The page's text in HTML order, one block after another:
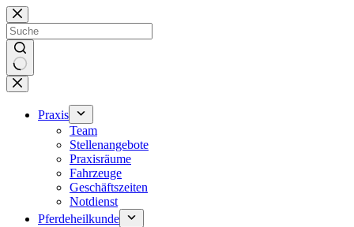
Zum
Inhalt
springen
Keine
Ergebnisse
Praxis
Team
Stellenangebote
Praxisräume
Fahrzeuge
Geschäftszeiten
Notdienst
Pferdeheilkunde